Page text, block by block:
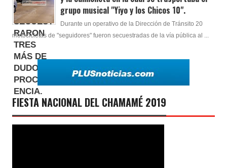
grupo musical "Yiyo y los Chicos 10".
Durante un operativo de la Dirección de Tránsito 20
motocicletas de "seguidores" fueron secuestradas de la vía pública al ...
FIESTA NACIONAL DEL CHAMAMÉ 2019